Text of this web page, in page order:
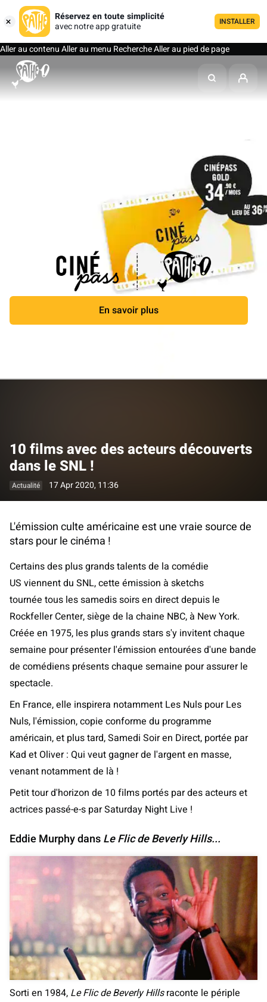
Réservez en toute simplicité
avec notre app gratuite
INSTALLER
Aller au contenuAller au menu RechercheAller au pied de page
En savoir plus
10 films avec des acteurs découverts
dans le SNL !
Actualité 17 Apr 2020, 11:36
L'émission culte américaine est une vraie source de
stars pour le cinéma !
Certains des plus grands talents de la comédie
US viennent du SNL, cette émission à sketchs
tournée tous les samedis soirs en direct depuis le
Rockfeller Center, siège de la chaine NBC, à New York.
Créée en 1975, les plus grands stars s'y invitent chaque
semaine pour présenter l'émission entourées d'une bande
de comédiens présents chaque semaine pour assurer le
spectacle.
En France, elle inspirera notamment Les Nuls pour Les
Nuls, l'émission, copie conforme du programme
américain, et plus tard, Samedi Soir en Direct, portée par
Kad et Oliver : Qui veut gagner de l'argent en masse,
venant notamment de là !
Petit tour d'horizon de 10 films portés par des acteurs et
actrices passé-e-s par Saturday Night Live !
Eddie Murphy dansLe Flic de Beverly Hills...
Sorti en 1984, Le Flic de Beverly Hillsraconte le périple